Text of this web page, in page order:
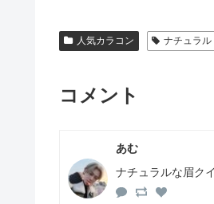
人気カラコン ナチュラル
コメント
あむ
ナチュラルな眉ク